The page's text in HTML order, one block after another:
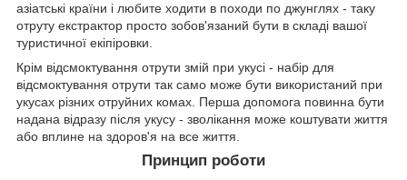
азіатські країни і любите ходити в походи по джунглях - таку
отруту екстрактор просто зобов'язаний бути в складі вашої
туристичної екіпіровки.
Крім відсмоктування отрути змій при укусі - набір для
відсмоктування отрути так само може бути використаний при
укусах різних отруйних комах. Перша допомога повинна бути
надана відразу після укусу - зволікання може коштувати життя
або вплине на здоров'я на все життя.
Принцип роботи